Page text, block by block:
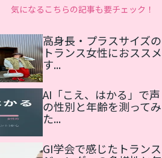
気になるこちらの記事も要チェック！
高身長・プラスサイズの
トランス女性におススメ
す...
AI「こえ、はかる」で声
の性別と年齢を測ってみ
た...
GI学会で感じたトランス